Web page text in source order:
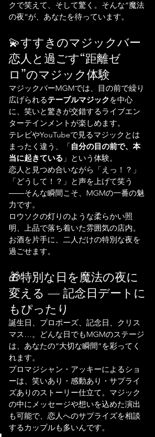
クで笑えて、そして驚く。そんな“魔法
の夜”が、あなたを待っています。
💫すすきのマジックバー
恋人と過ごす“距離ゼ
ロ”のマジック体験
マジックバーMGMでは、目の前で繰り
広げられるテーブルマジック を中心
に、笑いと驚きが交錯するライブエン
ターテインメントが楽しめます。
テレビやYouTubeで見るマジックとは
まったく違う、「 自分の目の前で、本
当に起きている 」という体験。
恋人と見つめ合いながら「えっ！？」
「どうして！？」と声を上げて笑う
――そんな瞬間こそ、MGMの一番の魅
力です。
ロウソクの灯りのような柔らかい照
明、上品で落ち着いた雰囲気の店内。
お酒を片手に、二人だけの特別な夜を
過ごせます。
🎁特別な日を魔法の夜に
変える ― 記念日デートに
もぴったり
誕生日、プロポーズ、記念日、クリス
マス…。どんな日でもMGMのステージ
は、あなたの“大切な瞬間”を彩ってく
れます。
プロマジシャン・アッキーによるショ
ーは、笑いあり・感動あり・サプライ
ズありのストーリー仕立て。マジック
の中にメッセージや想いを込めた演出
も可能で、恋人へのサプライズを相談
するカップルも多いんです。